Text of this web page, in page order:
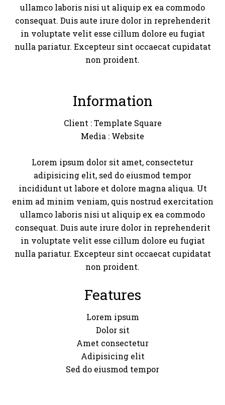
ullamco laboris nisi ut aliquip ex ea commodo
consequat. Duis aute irure dolor in reprehenderit
in voluptate velit esse cillum dolore eu fugiat
nulla pariatur. Excepteur sint occaecat cupidatat
non proident.
Information
Client : Template Square
Media : Website
Lorem ipsum dolor sit amet, consectetur
adipisicing elit, sed do eiusmod tempor
incididunt ut labore et dolore magna aliqua. Ut
enim ad minim veniam, quis nostrud exercitation
ullamco laboris nisi ut aliquip ex ea commodo
consequat. Duis aute irure dolor in reprehenderit
in voluptate velit esse cillum dolore eu fugiat
nulla pariatur. Excepteur sint occaecat cupidatat
non proident.
Features
Lorem ipsum
Dolor sit
Amet consectetur
Adipisicing elit
Sed do eiusmod tempor